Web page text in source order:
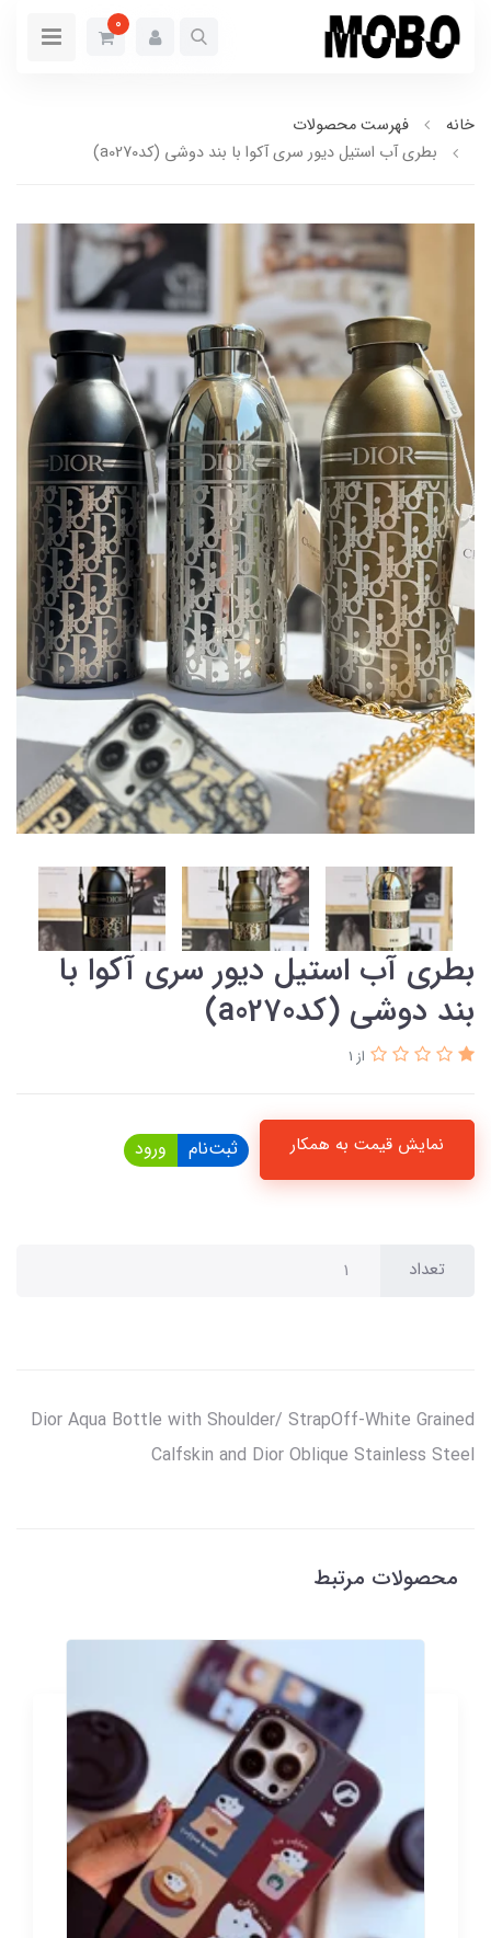
0
خانه
فهرست محصولات
بطری آب استیل دیور سری آکوا با بند دوشی (کدa0270)
بطری آب استیل دیور سری آکوا با
بند دوشی (کدa0270)
از 1
نمایش قیمت به همکار ثبت‌نام ورود
تعداد
Dior Aqua Bottle with Shoulder/ StrapOff-White Grained
Calfskin and Dior Oblique Stainless Steel
محصولات مرتبط